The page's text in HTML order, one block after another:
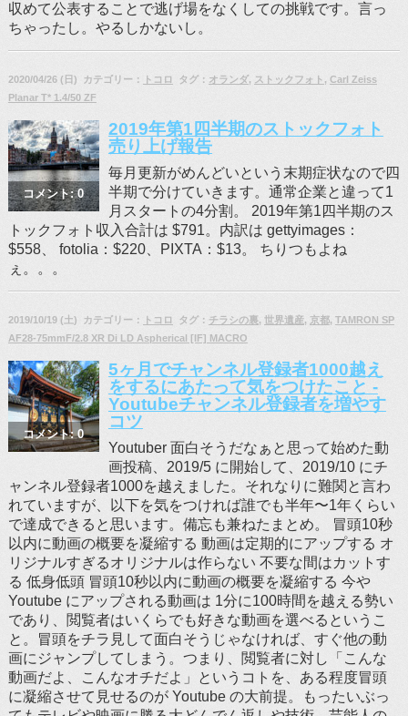
収めて公表することで逃げ場をなくしての挑戦です。言っ
ちゃったし。やるしかないし。
2020/04/26 (日) カテゴリー： トコロ タグ： オランダ, ストックフォト , Carl Zeiss
Planar T* 1.4/50 ZF
コメント: 0
2019年第1四半期のストックフォト
売り上げ報告
毎月更新がめんどいという末期症状なので四
半期で分けていきます。通常企業と違って1
月スタートの4分割。 2019年第1四半期のス
トックフォト収入合計は $791。内訳は gettyimages：
$558、 fotolia：$220、PIXTA：$13。 ちりつもよね
ぇ。。。
2019/10/19 (土) カテゴリー： トコロ タグ： チラシの裏, 世界遺産, 京都, TAMRON SP
AF28-75mmF/2.8 XR Di LD Aspherical [IF] MACRO
コメント: 0
5ヶ月でチャンネル登録者1000越え
をするにあたって気をつけたこと -
Youtubeチャンネル登録者を増やす
コツ
Youtuber 面白そうだなぁと思って始めた動
画投稿、2019/5 に開始して、2019/10 にチ
ャンネル登録者1000を越えました。それなりに難関と言わ
れていますが、以下を気をつければ誰でも半年〜1年くらい
で達成できると思います。備忘も兼ねたまとめ。 冒頭10秒
以内に動画の概要を凝縮する 動画は定期的にアップする オ
リジナルすぎるオリジナルは作らない 不要な間はカットす
る 低身低頭 冒頭10秒以内に動画の概要を凝縮する 今や
Youtube にアップされる動画は 1分に100時間を越える勢い
であり、閲覧者はいくらでも好きな動画を選べるというこ
と。冒頭をチラ見して面白そうじゃなければ、すぐ他の動
画にジャンプしてしまう。つまり、閲覧者に対し「こんな
動画だよ、こんなオチだよ」というコトを、ある程度冒頭
に凝縮させて見せるのが Youtube の大前提。もったいぶっ